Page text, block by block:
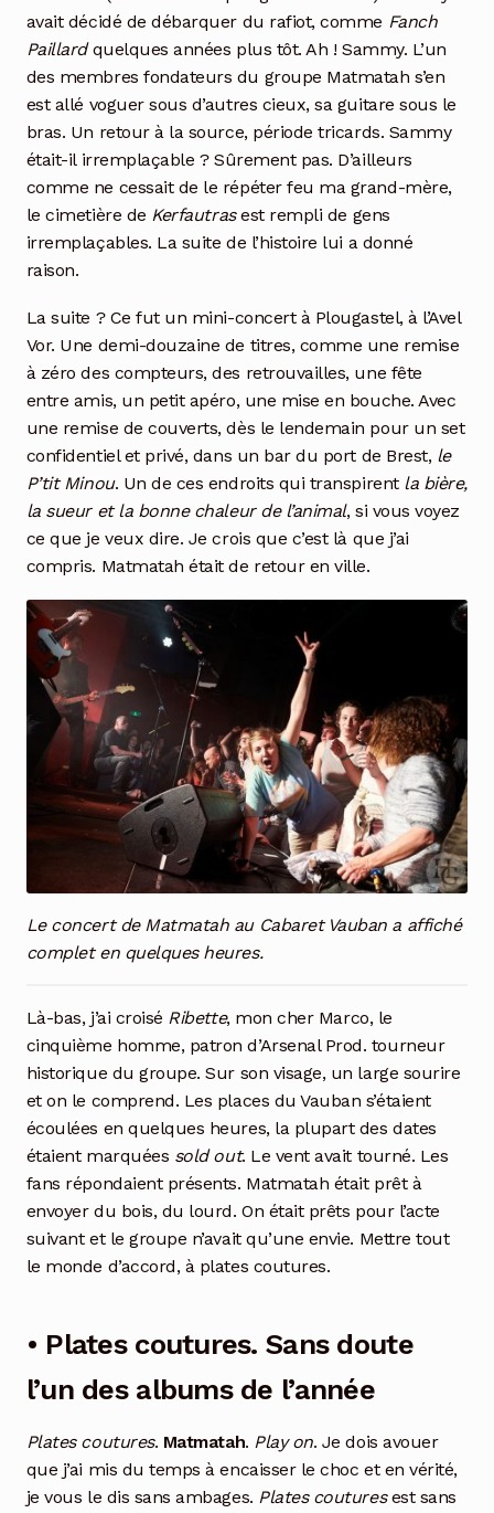
avait décidé de débarquer du rafiot, comme Fanch
Paillardquelques années plus tôt. Ah ! Sammy. L’un
des membres fondateurs du groupe Matmatah s’en
est allé voguer sous d’autres cieux, sa guitare sous le
bras. Un retour à la source, période tricards. Sammy
était-il irremplaçable ? Sûrement pas. D’ailleurs
comme ne cessait de le répéter feu ma grand-mère,
le cimetière de Kerfautrasest rempli de gens
irremplaçables. La suite de l’histoire lui a donné
raison.
La suite ? Ce fut un mini-concert à Plougastel, à l’Avel
Vor. Une demi-douzaine de titres, comme une remise
à zéro des compteurs, des retrouvailles, une fête
entre amis, un petit apéro, une mise en bouche. Avec
une remise de couverts, dès le lendemain pour un set
confidentiel et privé, dans un bar du port de Brest, le
P’tit Minou. Un de ces endroits qui transpirent la bière,
la sueur et la bonne chaleur de l’animal, si vous voyez
ce que je veux dire. Je crois que c’est là que j’ai
compris. Matmatah était de retour en ville.
Le concert de Matmatah au Cabaret Vauban a affiché
complet en quelques heures.
Là-bas, j’ai croisé Ribette, mon cher Marco, le
cinquième homme, patron d’Arsenal Prod. tourneur
historique du groupe. Sur son visage, un large sourire
et on le comprend. Les places du Vauban s’étaient
écoulées en quelques heures, la plupart des dates
étaient marquées sold out. Le vent avait tourné. Les
fans répondaient présents. Matmatah était prêt à
envoyer du bois, du lourd. On était prêts pour l’acte
suivant et le groupe n’avait qu’une envie. Mettre tout
le monde d’accord, à plates coutures.
• Plates coutures. Sans doute
l’un des albums de l’année
Plates coutures. Matmatah. Play on. Je dois avouer
que j’ai mis du temps à encaisser le choc et en vérité,
je vous le dis sans ambages. Plates couturesest sans